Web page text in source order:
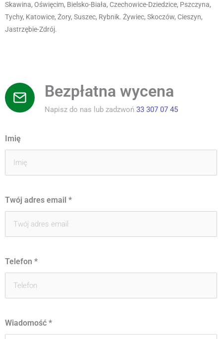
Skawina, Oświęcim, Bielsko-Biała, Czechowice-Dziedzice, Pszczyna,
Tychy, Katowice, Żory, Suszec, Rybnik. Żywiec, Skoczów, Cieszyn,
Jastrzębie-Zdrój.
Bezpłatna wycena
Napisz do nas lub zadzwoń 33 307 07 45
Imię
Twój adres email *
Telefon *
Wiadomość *